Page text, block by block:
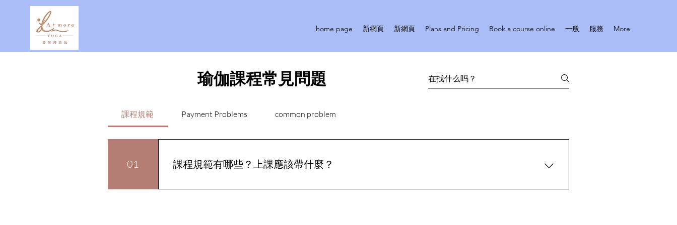
home page 新網頁 新網頁 Plans and Pricing Book a course online 一般 服務 More
瑜伽課程常見問題
課程規範 Payment Problems common problem
01 課程規範有哪些？上課應該帶什麼？
提醒您方案使用規範及課程預定及上課規範 : ·課程於前24小時於APP和官網提供取消，最遲預定可於開課前